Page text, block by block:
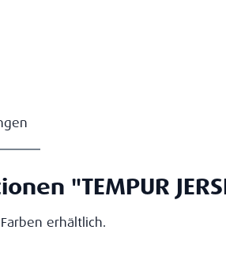
"TEMPUR
erhältlich.